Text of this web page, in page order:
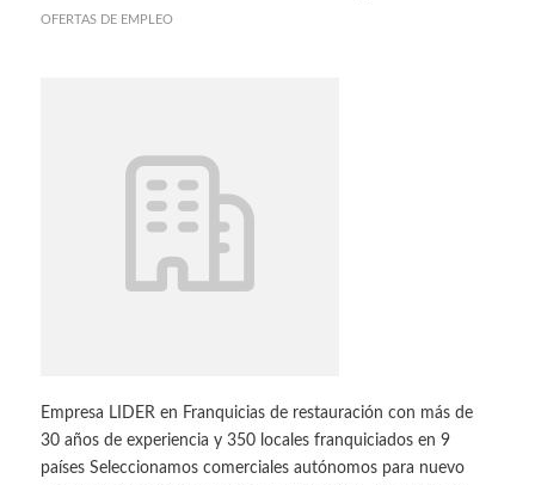
OFERTAS DE EMPLEO
Empresa LIDER en Franquicias de restauración con más de
30 años de experiencia y 350 locales franquiciados en 9
países Seleccionamos comerciales autónomos para nuevo